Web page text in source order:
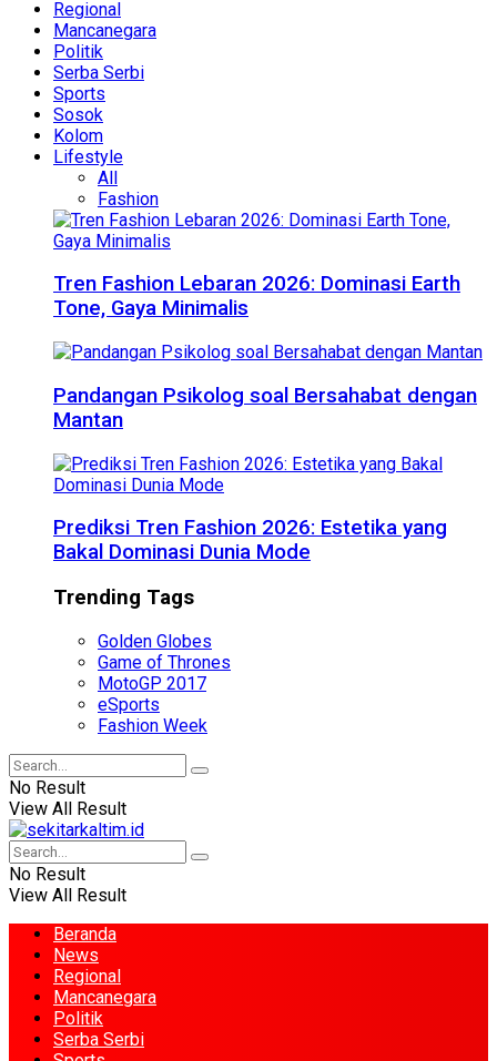
Regional
Mancanegara
Politik
Serba Serbi
Sports
Sosok
Kolom
Lifestyle
All
Fashion
Tren Fashion Lebaran 2026: Dominasi Earth
Tone, Gaya Minimalis
Pandangan Psikolog soal Bersahabat dengan
Mantan
Prediksi Tren Fashion 2026: Estetika yang
Bakal Dominasi Dunia Mode
Trending Tags
Golden Globes
Game of Thrones
MotoGP 2017
eSports
Fashion Week
No Result
View All Result
No Result
View All Result
Beranda
News
Regional
Mancanegara
Politik
Serba Serbi